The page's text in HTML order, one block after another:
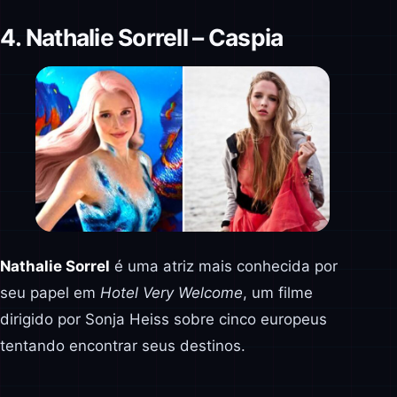
4. Nathalie Sorrell – Caspia
Nathalie Sorrel é uma atriz mais conhecida por
seu papel em Hotel Very Welcome, um filme
dirigido por Sonja Heiss sobre cinco europeus
tentando encontrar seus destinos.